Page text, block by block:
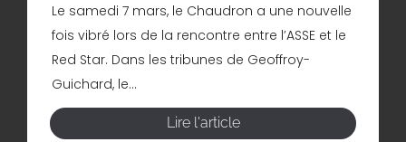
Le samedi 7 mars, le Chaudron a une nouvelle
fois vibré lors de la rencontre entre l’ASSE et le
Red Star. Dans les tribunes de Geoffroy-
Guichard, le...
Lire l'article